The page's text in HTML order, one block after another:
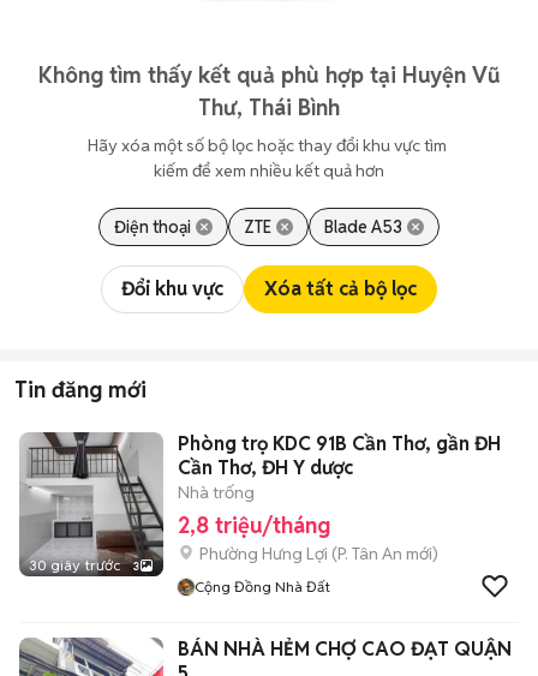
Không tìm thấy kết quả phù hợp tại Huyện Vũ
Thư, Thái Bình
Hãy xóa một số bộ lọc hoặc thay đổi khu vực tìm
kiếm để xem nhiều kết quả hơn
Điện thoại ZTE Blade A53
Đổi khu vực Xóa tất cả bộ lọc
Tin đăng mới
30 giây trước 3
Phòng trọ KDC 91B Cần Thơ, gần ĐH
Cần Thơ, ĐH Y dược
Nhà trống
2,8 triệu/tháng
Phường Hưng Lợi (P. Tân An mới)
Cộng Đồng Nhà Đất
BÁN NHÀ HẺM CHỢ CAO ĐẠT QUẬN